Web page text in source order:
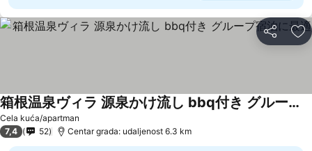
Deli
Cela kuća/apartman
箱根温泉ヴィラ 源泉かけ流し bbq付き グループ宿泊に最適
Pogledaj cene
7,4 52 Centar grada: udaljenost 6.3 km